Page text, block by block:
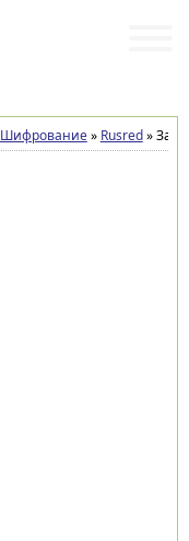
Шифрование» Rusred»